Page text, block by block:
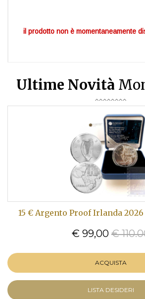
il prodotto non è momentaneamente
Ultime Novità
15 € Argento Proof Irlanda 2026
€ 99,00 €
ACQUISTA
LISTA DESIDERI